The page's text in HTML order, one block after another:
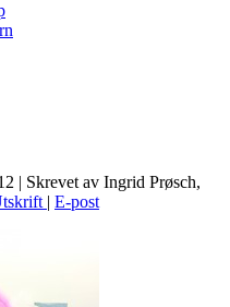
| Skrevet av Ingrid Prøsch,
| E-post